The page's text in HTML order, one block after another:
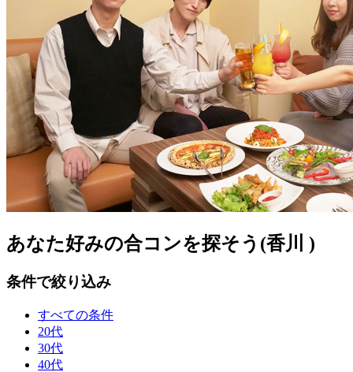
あなた好みの合コンを探そう(香川 )
条件で絞り込み
すべての条件
20代
30代
40代